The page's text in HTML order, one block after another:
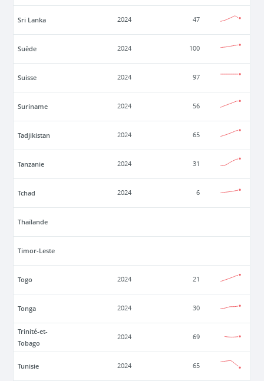
Sri Lanka 2024 47
Suède 2024 100
Suisse 2024 97
Suriname 2024 56
Tadjikistan 2024 65
Tanzanie 2024 31
Tchad 2024 6
Thaïlande
Timor-Leste
Togo 2024 21
Tonga 2024 30
Trinité-et-
Tobago
2024 69
Tunisie 2024 65